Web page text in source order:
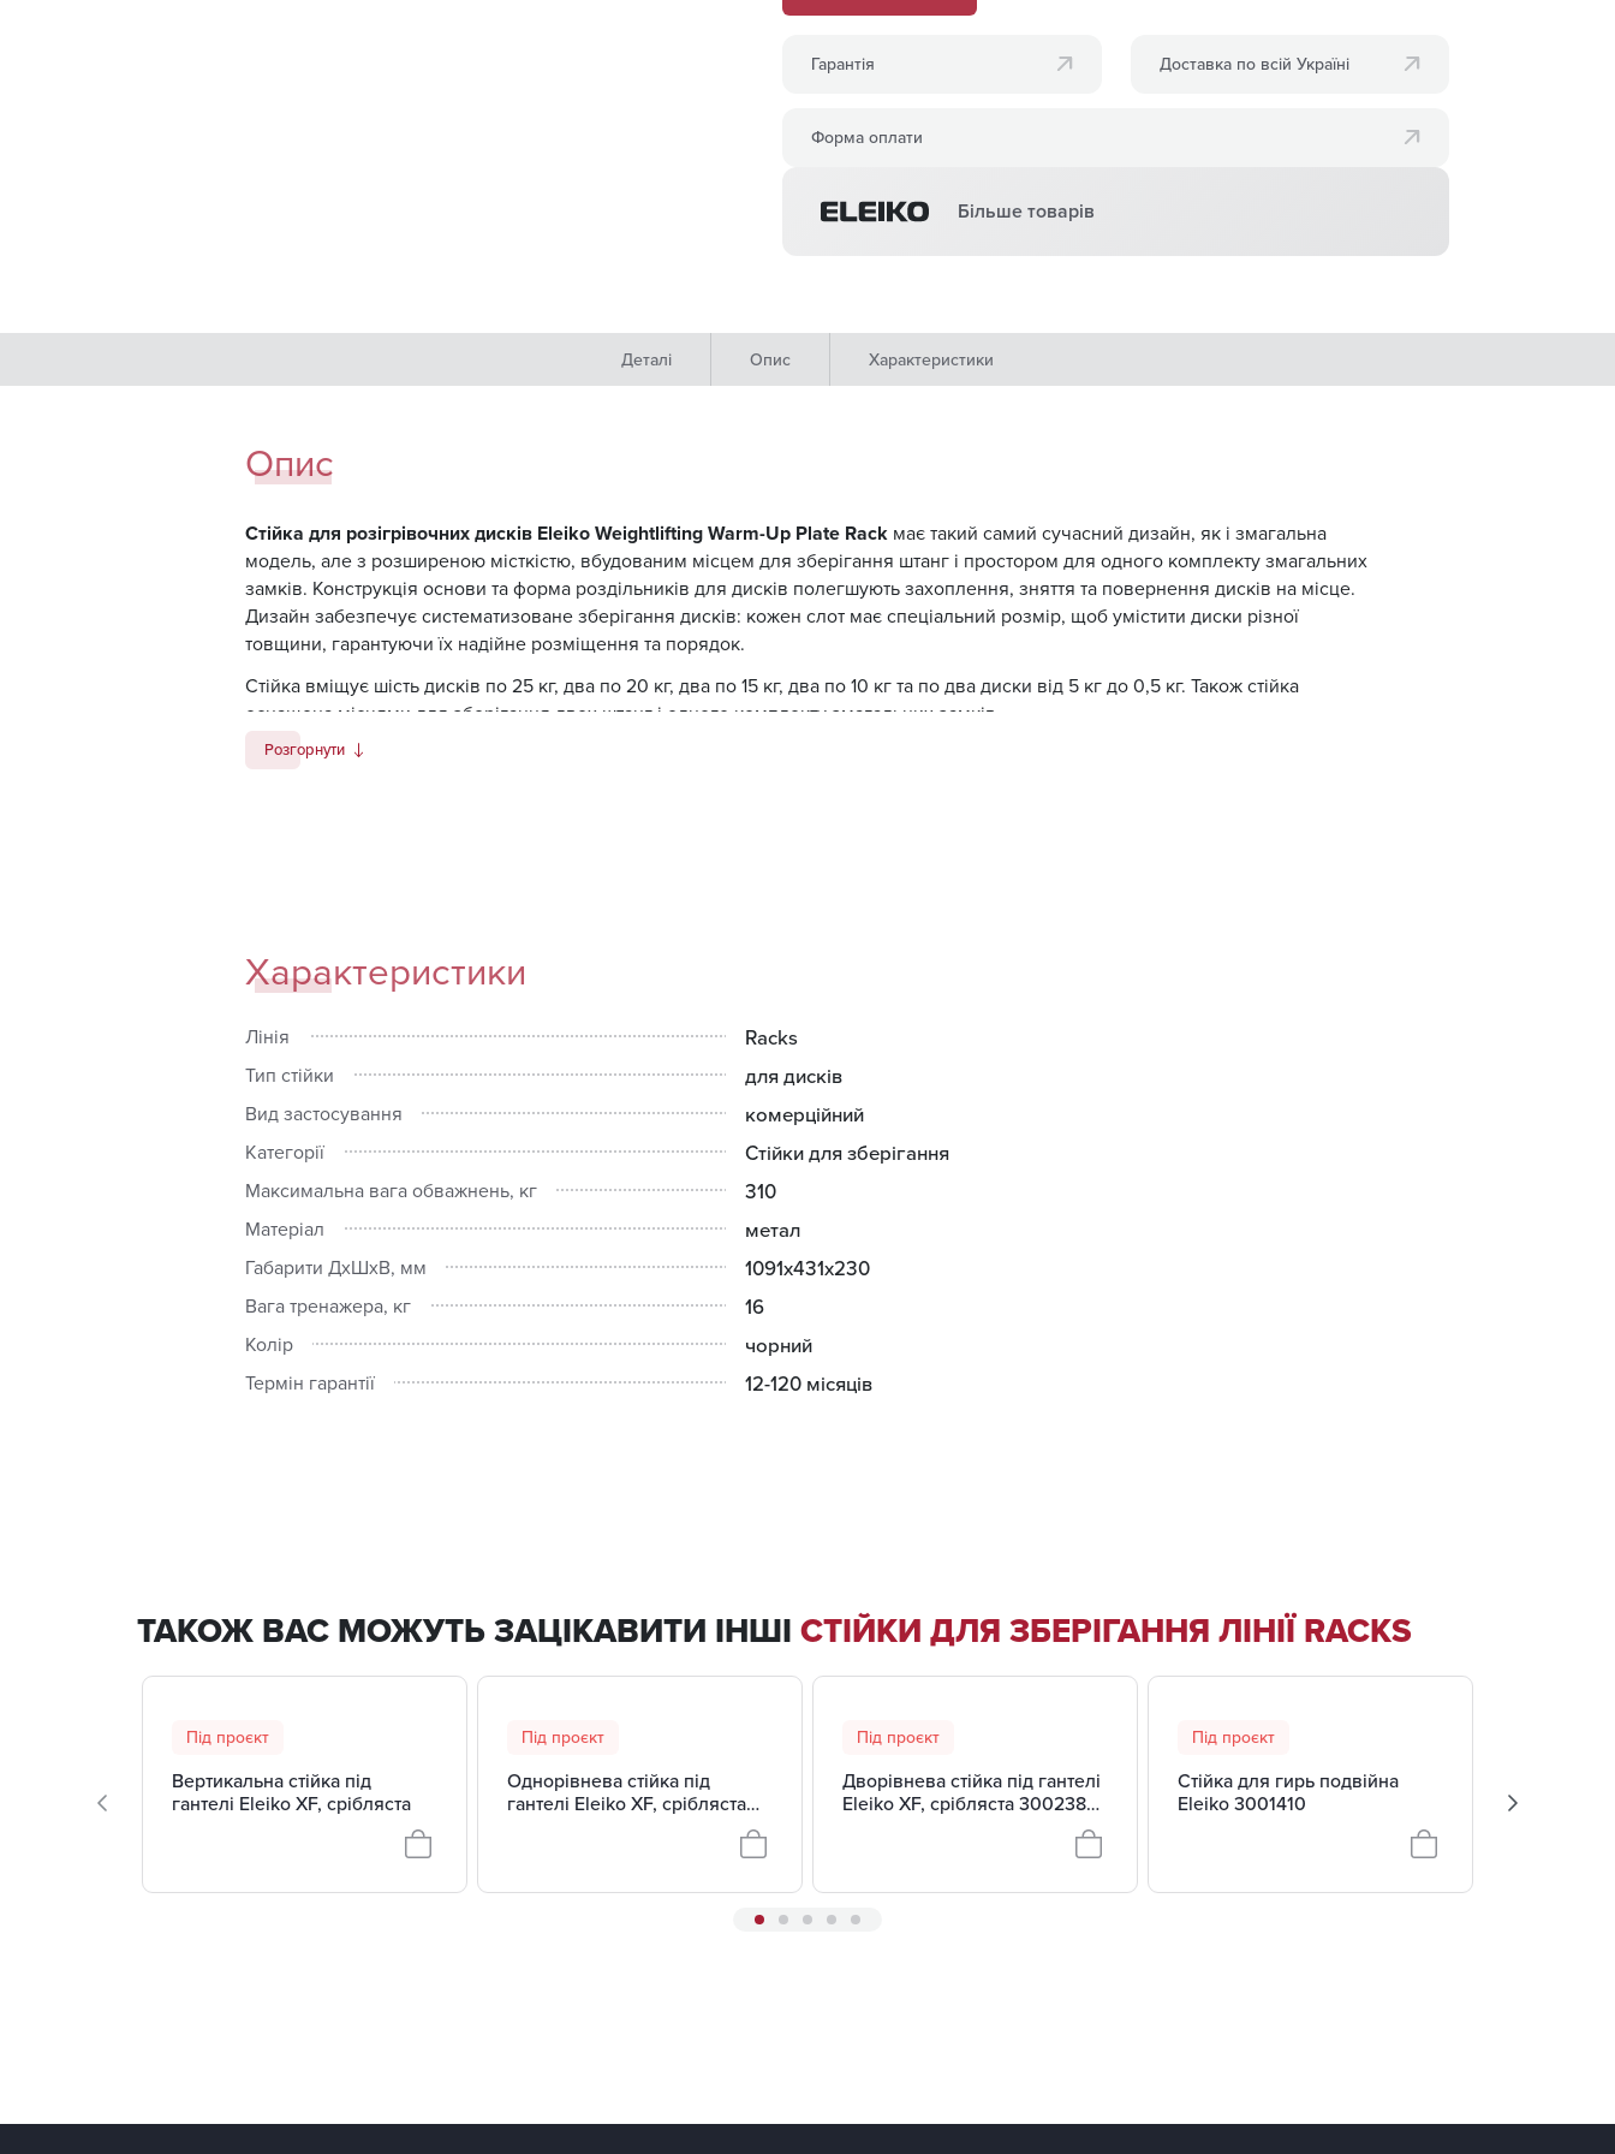
Гарантія Доставка по всій Україні
Форма оплати
Більше товарів
Деталі Опис Характеристики
Опис
Стійка для розігрівочних дисків Eleiko Weightlifting Warm-Up Plate Rack має такий самий сучасний дизайн, як і змагальна
модель, але з розширеною місткістю, вбудованим місцем для зберігання штанг і простором для одного комплекту змагальних
замків. Конструкція основи та форма роздільників для дисків полегшують захоплення, зняття та повернення дисків на місце.
Дизайн забезпечує систематизоване зберігання дисків: кожен слот має спеціальний розмір, щоб умістити диски різної
товщини, гарантуючи їх надійне розміщення та порядок.
Стійка вміщує шість дисків по 25 кг, два по 20 кг, два по 15 кг, два по 10 кг та по два диски від 5 кг до 0,5 кг. Також стійка
оснащена місцями для зберігання двох штанг і одного комплекту змагальних замків.
Розгорнути
Характеристики
Лінія Racks
Тип стійки для дисків
Вид застосування комерційний
Категорії Стійки для зберігання
Максимальна вага обважнень, кг 310
Матеріал метал
Габарити ДхШхВ, мм 1091x431x230
Вага тренажера, кг 16
Колір чорний
Термін гарантії 12-120 місяців
ТАКОЖ ВАС МОЖУТЬ ЗАЦІКАВИТИ ІНШІСТІЙКИ ДЛЯ ЗБЕРІГАННЯ ЛІНІЇ RACKS
Під проєкт
Вертикальна стійка під
гантелі Eleiko XF, срібляста
Під проєкт
Однорівнева стійка під
гантелі Eleiko XF, срібляста
Під проєкт
Дворівнева стійка під гантелі
Eleiko XF, срібляста 3002382-
Під проєкт
Стійка для гирь подвійна
Eleiko 3001410
з